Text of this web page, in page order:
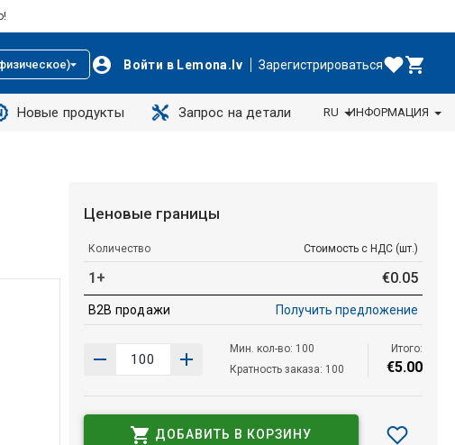
Войти в Lemona.lv Зарегистрироваться
Новые продукты Запрос на детали RU ИНФОРМАЦИЯ
Ценовые границы
Количество Стоимость с НДС (шт.)
1+ €0.05
B2B продажи Получить предложение
Мин. кол-во: 100
Кратность заказа: 100
Итого:
€5.00
ДОБАВИТЬ В КОРЗИНУ